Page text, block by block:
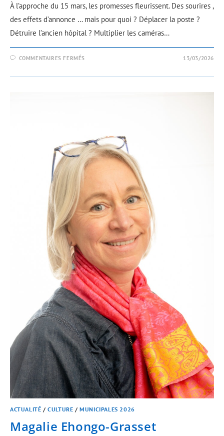
À l’approche du 15 mars, les promesses fleurissent. Des sourires ,
des effets d’annonce … mais pour quoi ? Déplacer la poste ?
Détruire l’ancien hôpital ? Multiplier les caméras…
COMMENTAIRES FERMÉS 13/03/2026
ACTUALITÉ /CULTURE /MUNICIPALES 2026
Magalie Ehongo-Grasset